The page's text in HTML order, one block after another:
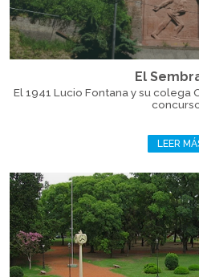
El
El 1941 Lucio Fontana y su colega
LEER